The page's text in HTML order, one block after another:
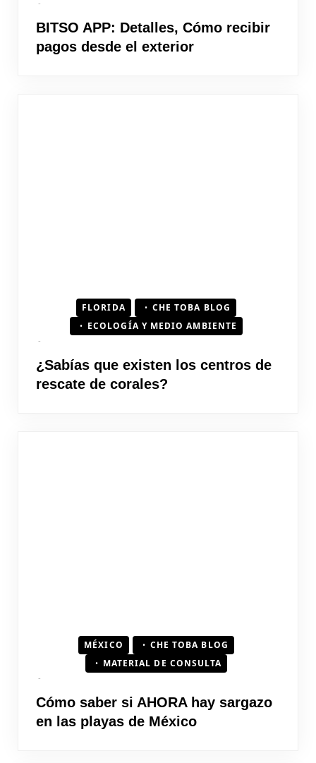
BITSO APP: Detalles, Cómo recibir
pagos desde el exterior
FLORIDA
CHE TOBA BLOG
ECOLOGÍA Y MEDIO AMBIENTE
¿Sabías que existen los centros de
rescate de corales?
MÉXICO
CHE TOBA BLOG
MATERIAL DE CONSULTA
Cómo saber si AHORA hay sargazo
en las playas de México